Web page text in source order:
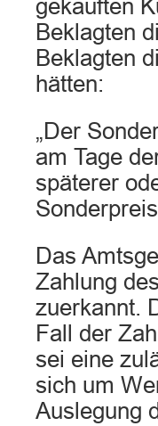
gekauften
Beklagten
Beklagten
hätten:
„Der
am Tage
späterer
Das
Zahlung
zuerkannt.
Fall der
sei eine
sich um
Auslegung